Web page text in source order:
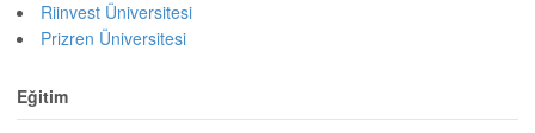
Riinvest Üniversitesi
Prizren Üniversitesi
Eğitim